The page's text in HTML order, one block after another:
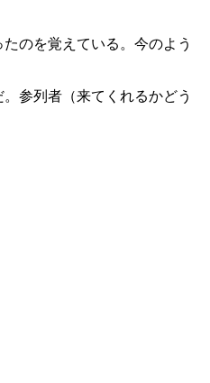
のを覚えている。今のよう
参列者（来てくれるかどう